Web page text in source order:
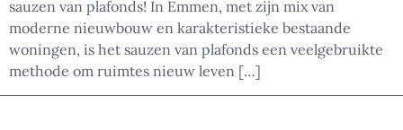
sauzen van plafonds! In Emmen, met zijn mix van
moderne nieuwbouw en karakteristieke bestaande
woningen, is het sauzen van plafonds een veelgebruikte
methode om ruimtes nieuw leven […]